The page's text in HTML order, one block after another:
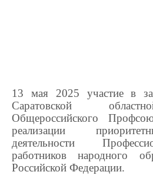
13 мая 2025 участие в
Саратовской
Общероссийского
реализации
деятельности
работников народного
Российской Федерации.